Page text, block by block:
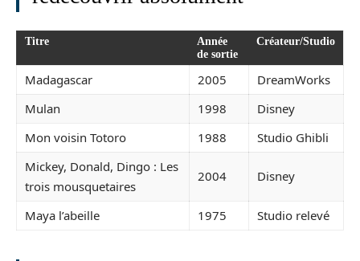
Titre
Année
de sortie
Créateur/Studio
Madagascar 2005
DreamWorks
Mulan
1998
Disney
Mon voisin Totoro
1988
Studio Ghibli
Mickey, Donald, Dingo : Les
trois mousquetaires
2004 Disney
Maya l’abeille 1975 Studio relevé